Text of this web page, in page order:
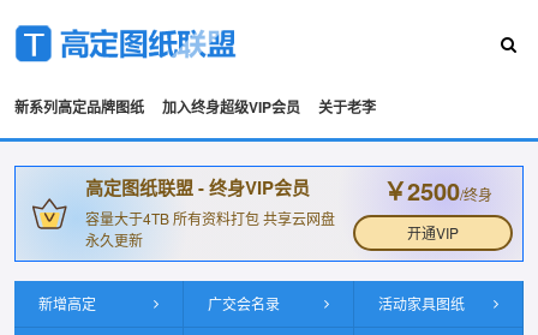
新系列高定品牌图纸 加入终身超级VIP会员 关于老李
高定图纸联盟 - 终身VIP会员
容量大于4TB 所有资料打包 共享云网盘
永久更新
￥2500/终身
开通VIP
新增高定 广交会名录 活动家具图纸